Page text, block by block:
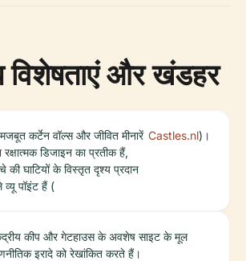
विशेषताएं और खंडहर
कर्टेन वॉल्स और जीवित मीनारें
रक्षात्मक डिजाइन का प्रतीक हैं,
की घाटियों के विस्तृत दृश्य प्रदान
व्यू पॉइंट हैं (
Castles.nl)।
कीप और गेटहाउस के अवशेष साइट के मूल
इरादे को रेखांकित करते हैं।